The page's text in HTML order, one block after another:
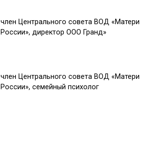
член Центрального совета ВОД «Матери
России», директор ООО Гранд»
член Центрального совета ВОД «Матери
России», семейный психолог